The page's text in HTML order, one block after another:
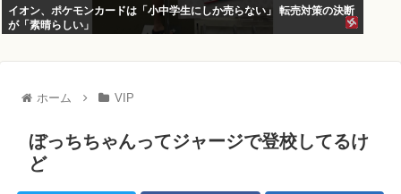
イオン、ポケモンカードは「小中学生にしか売らない」 転売対策の決断
が「素晴らしい」
ホーム VIP
ぼっちちゃんってジャージで登校してるけ
ど